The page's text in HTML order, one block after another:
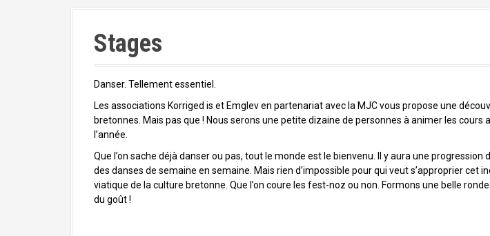
Stages
Danser. Tellementessentiel
Les associations Korriged is et Emglev en partenariat avec la MJC vous propose une
bretonnes. Mais pas que ! Nous serons une petite dizaine de personnes à animer les cours
l’année.
Que l’on sache déjà danserou pas, tout le monde est le bienvenu. Il y aura une progression
des danses de semaine en semaine. Mais rien d’impossible pour qui veut s’approprier cet
viatique de la culture bretonne. Que l’on coure les fest-noz ou non. Formons une belle
du goût !